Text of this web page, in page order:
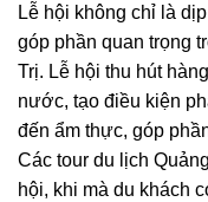
Lễ hội không chỉ là
góp phần quan trọng
Trị. Lễ hội thu hút
nước, tạo điều kiện
đến ẩm thực, góp
Các tour du lịch
hội, khi mà du khách